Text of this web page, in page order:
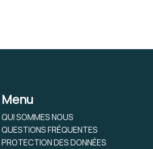
Menu
QUI SOMMES NOUS
QUESTIONS FRÉQUENTES
PROTECTION DES DONNÉES